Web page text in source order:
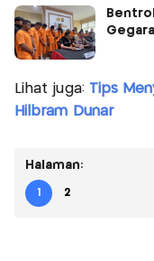
Lihat juga: Tips
Hilbram Dunar
Halaman:
1 2